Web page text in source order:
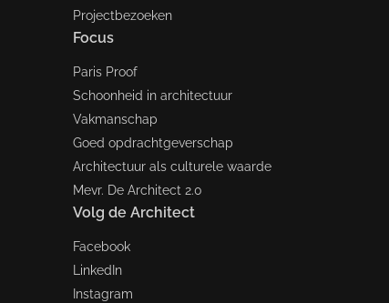
Projectbezoeken
Focus
Paris Proof
Schoonheid in architectuur
Vakmanschap
Goed opdrachtgeverschap
Architectuur als culturele waarde
Mevr. De Architect 2.0
Volg de Architect
Facebook
LinkedIn
Instagram